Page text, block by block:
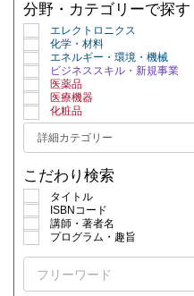
分野・カテゴリーで探す
エレクトロニクス
化学・材料
エネルギー・環境・機械
ビジネススキル・新規事業
医薬品
医療機器
化粧品
こだわり検索
タイトル
ISBNコード
講師・著者名
プログラム・趣旨